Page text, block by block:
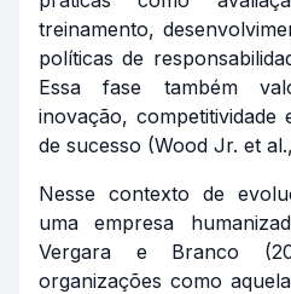
treinamento,
políticas de
Essa fase também
inovação, competitividade
de sucesso (Wood Jr. et
Nesse contexto de
uma empresa
Vergara e Branco
organizações como